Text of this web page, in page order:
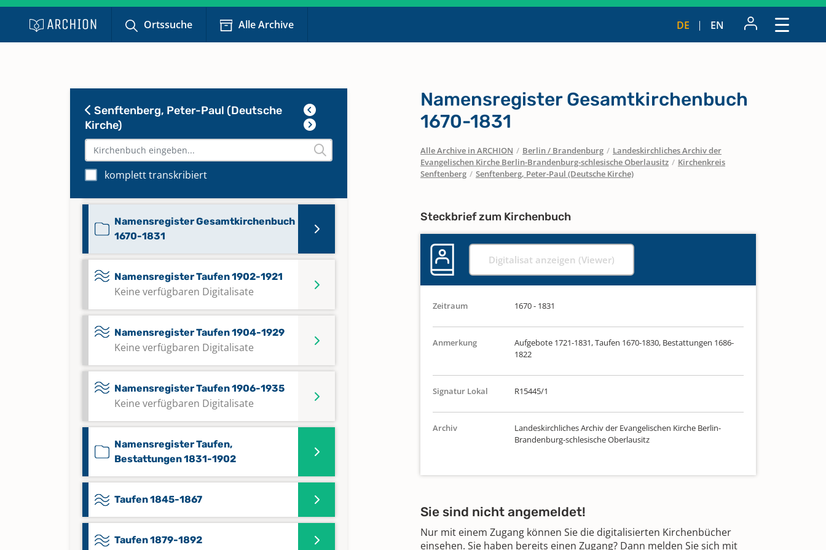
Ortssuche Alle Archive DE EN
Senftenberg, Peter-Paul (Deutsche
Kirche)
komplett transkribiert
Kriegsgräber 1939-1945
Namensregister Gesamtkirchenbuch
1670-1831
Namensregister Taufen 1902-1921
Keine verfügbaren Digitalisate
Namensregister Taufen 1904-1929
Keine verfügbaren Digitalisate
Namensregister Taufen 1906-1935
Keine verfügbaren Digitalisate
Namensregister Taufen,
Bestattungen 1831-1902
Taufen 1845-1867
Taufen 1879-1892
Namensregister Gesamtkirchenbuch
1670-1831
Alle Archive in ARCHION / Berlin / Brandenburg / Landeskirchliches Archiv der
Evangelischen Kirche Berlin-Brandenburg-schlesische Oberlausitz / Kirchenkreis
Senftenberg / Senftenberg, Peter-Paul (Deutsche Kirche)
Steckbrief zum Kirchenbuch
Digitalisat anzeigen (Viewer)
Zeitraum 1670 - 1831
Anmerkung
Aufgebote 1721-1831, Taufen 1670-1830, Bestattungen 1686-
1822
Signatur Lokal R15445/1
Archiv
Landeskirchliches Archiv der Evangelischen Kirche Berlin-
Brandenburg-schlesische Oberlausitz
Sie sind nicht angemeldet!
Nur mit einem Zugang können Sie die digitalisierten Kirchenbücher
einsehen. Sie haben bereits einen Zugang? Dann melden Sie sich mit